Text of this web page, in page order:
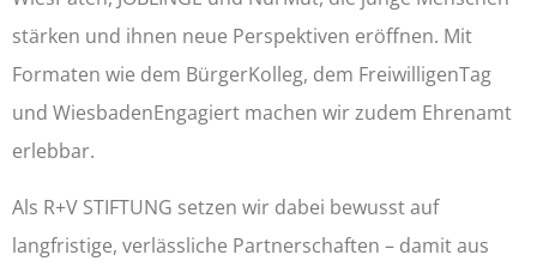
stärken und ihnen neue Perspektiven eröffnen. Mit
Formaten wie dem BürgerKolleg, dem FreiwilligenTag
und WiesbadenEngagiert machen wir zudem Ehrenamt
erlebbar.
Als R+V STIFTUNG setzen wir dabei bewusst auf
langfristige, verlässliche Partnerschaften – damit aus